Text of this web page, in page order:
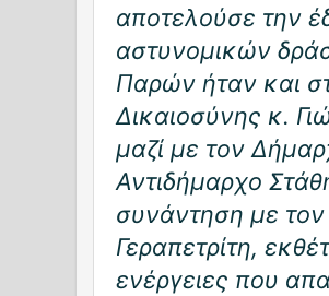
αποτελούσε την
αστυνομικών
Παρών ήταν και
Δικαιοσύνης κ.
μαζί με τον
Αντιδήμαρχο
συνάντηση με τον
Γεραπετρίτη,
ενέργειες που